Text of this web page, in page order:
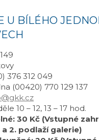
U BÍLÉHO
376 312 049
(00420) 770 129 137
10 – 12, 13 – 17 hod.
30 Kč (Vstupné
a 2. podlaží galerie)